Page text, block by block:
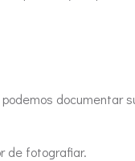
documentar
de fotografiar.